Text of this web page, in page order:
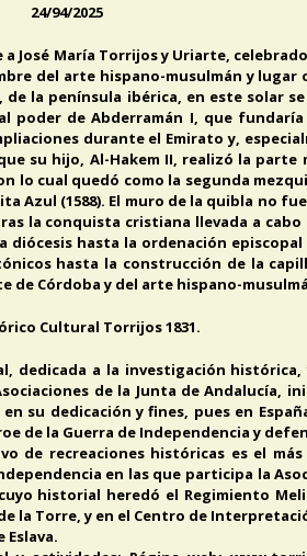
24/94/2025
José María Torrijos y Uriarte,
del arte hispano-musulmán y
de la península ibérica, en este solar
poder de Abderramán I, que
durante el Emirato y,
su hijo, Al-Hakem II, realizó la
lo cual quedó como la segunda
Azul (1588). El muro de la quibla no
la conquista cristiana llevada a
diócesis hasta la ordenación
hasta la construcción de la
de Córdoba y del arte hispano-
Cultural Torrijos 1831.
dedicada a la investigación
de la Junta de Andalucía,
su dedicación y fines, pues en
de la Guerra de Independencia y
de recreaciones históricas es el
en las que participa la
historial heredó el Regimiento
la Torre, y en el Centro de
Eslava.